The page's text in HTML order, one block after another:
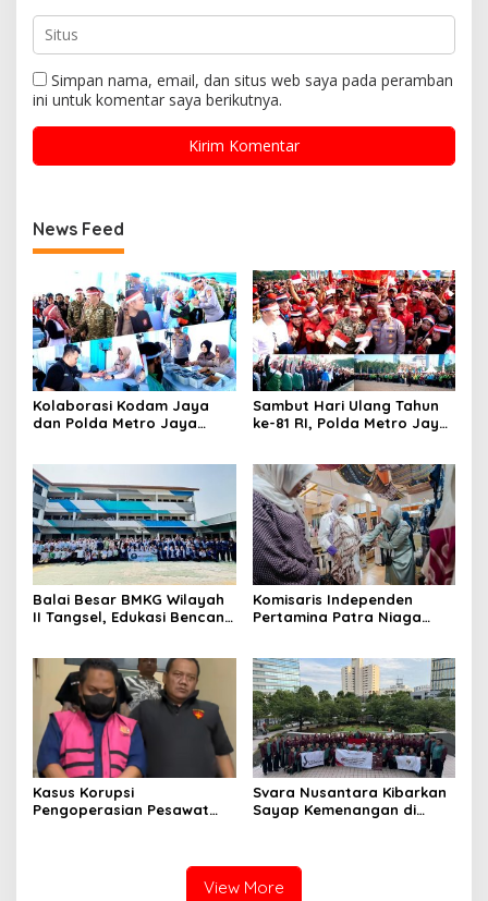
Simpan nama, email, dan situs web saya pada peramban
ini untuk komentar saya berikutnya.
News Feed
Kolaborasi Kodam Jaya
dan Polda Metro Jaya
Sambut Hari Ulang Tahun
ke-81 RI, Polda Metro Jaya
Balai Besar BMKG Wilayah
II Tangsel, Edukasi Bencana
23
Komisaris Independen
Pertamina Patra Niaga
Sentuhan Kemanusiaan dan
Keberlanjutan
Kasus Korupsi
Pengoperasian Pesawat
Svara Nusantara Kibarkan
Sayap Kemenangan di
View More